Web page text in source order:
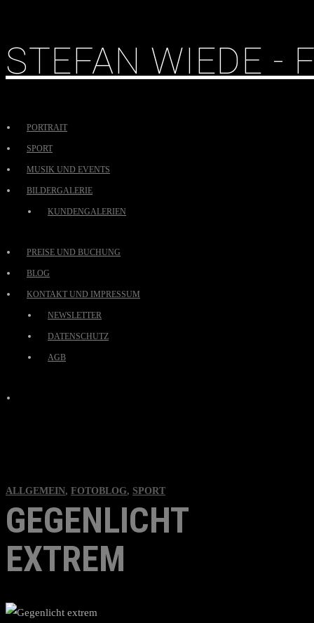
STEFAN WIEDE -
PORTRAIT
SPORT
MUSIK UND EVENTS
BILDERGALERIE
KUNDENGALERIEN
PREISE UND BUCHUNG
BLOG
KONTAKT UND IMPRESSUM
NEWSLETTER
DATENSCHUTZ
AGB
ALLGEMEIN, FOTOBLOG, SPORT
GEGENLICHT
EXTREM